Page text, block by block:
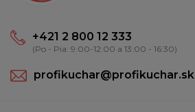
+421 2 800 12 333
(Po - Pia: 9:00-12:00 a 13:00 - 16:30)
profikuchar@profikuchar.sk